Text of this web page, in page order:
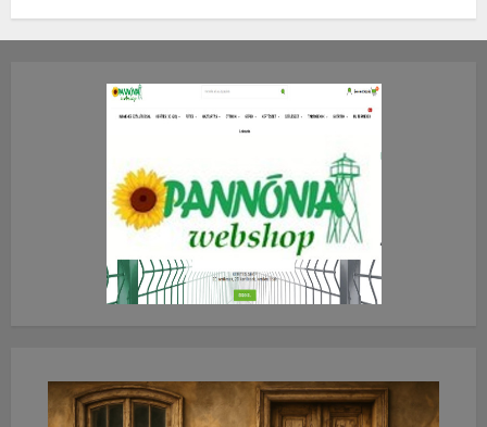
2026.JÚLIUS.23. CSÜTÖRTÖK.
0